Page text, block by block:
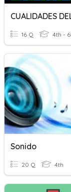
16 Q 4th -
Sonido
20 Q 4th